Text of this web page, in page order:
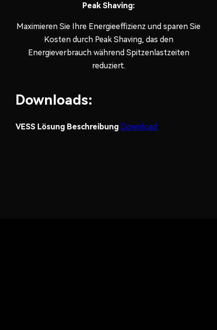
Peak Shaving:
Maximieren Sie Ihre Energieeffizienz und sparen Sie
Kosten durch Peak Shaving, das den
Energieverbrauch während Spitzenlastzeiten
reduziert.
Downloads:
VESS Lösung Beschreibung Download